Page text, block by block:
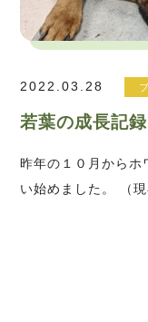
2022.03.28
若葉の成長記
昨年の１０月からホ
い始めました。 （